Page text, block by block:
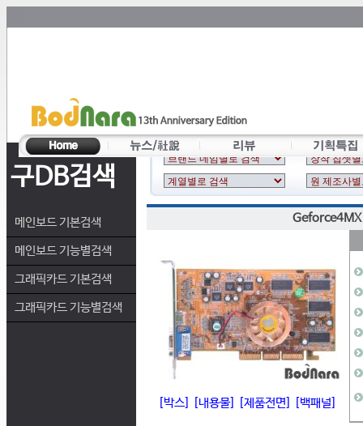
구DB검색
메인보드 기본검색
메인보드 기능별검색
그래픽카드 기본검색
그래픽카드 기능별검색
[박스] [내용물] [제품전면] [백패널]